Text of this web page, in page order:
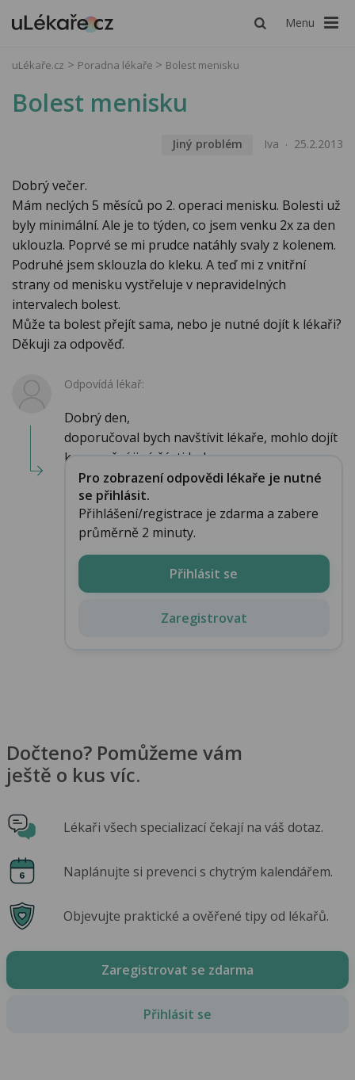
Menu
uLékaře.cz Poradna lékaře Bolest menisku
Bolest menisku
Jiný problém Iva 25.2.2013
Dobrý večer.
Mám neclých 5 měsíců po 2. operaci menisku. Bolesti už
byly minimální. Ale je to týden, co jsem venku 2x za den
uklouzla. Poprvé se mi prudce natáhly svaly z kolenem.
Podruhé jsem sklouzla do kleku. A teď mi z vnitřní
strany od menisku vystřeluje v nepravidelných
intervalech bolest.
Může ta bolest přejít sama, nebo je nutné dojít k lékaři?
Děkuji za odpověď.
Odpovídá lékař:
Dobrý den,
doporučoval bych navštívit lékaře, mohlo dojít
k poranění jiné části kolene,...
Pro zobrazení odpovědi lékaře je nutné
se přihlásit.
Přihlášení/registrace je zdarma a zabere
průměrně 2 minuty.
Přihlásit se
Zaregistrovat
Dočteno? Pomůžeme vám
ještě o kus víc.
Lékaři všech specializací čekají na váš dotaz.
Naplánujte si prevenci s chytrým kalendářem.
Objevujte praktické a ověřené tipy od lékařů.
Zaregistrovat se zdarma
Přihlásit se